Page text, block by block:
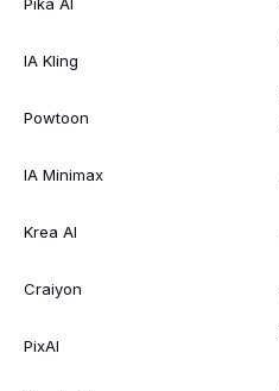
Pika AI
IA Kling
Powtoon
IA Minimax
Krea AI
Craiyon
PixAI